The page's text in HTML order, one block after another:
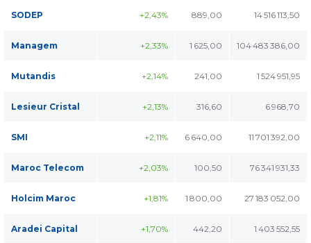
SODEP +2,43% 889,00 14 516 113,50
Managem +2,33% 1 625,00 104 483 386,00
Mutandis +2,14% 241,00 1 524 951,95
Lesieur Cristal +2,13% 316,60 6 968,70
SMI +2,11% 6 640,00 11 701 392,00
Maroc Telecom +2,03% 100,50 76 341 931,33
Holcim Maroc +1,81% 1 800,00 27 183 052,00
Aradei Capital +1,70% 442,20 1 403 552,55